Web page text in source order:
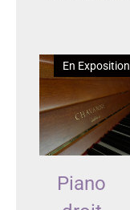
En Exposition
Piano